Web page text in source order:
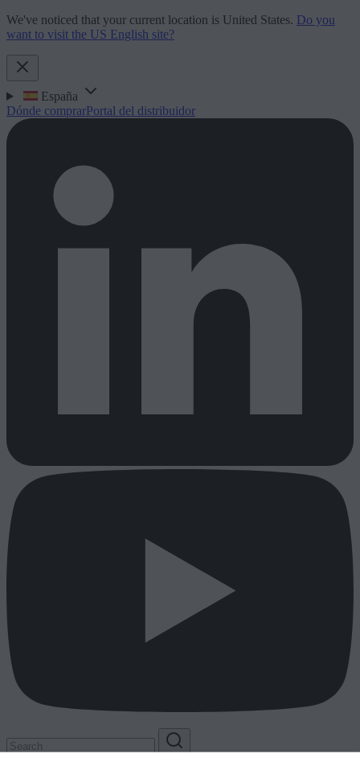
We've noticed that your current location is United States. Do you
want to visit the US English site?
España
Dónde comprarPortal del distribuidor